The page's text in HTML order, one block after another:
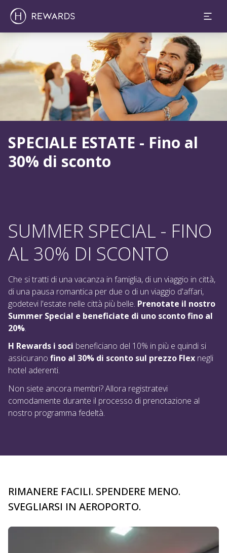
Diapositiva 1 di 1
SPECIALE ESTATE - Fino al
30% di sconto
SUMMER SPECIAL - FINO
AL 30% DI SCONTO
Che si tratti di una vacanza in famiglia, di un viaggio in città,
di una pausa romantica per due o di un viaggio d'affari,
godetevi l'estate nelle città più belle. Prenotate il nostro
Summer Special e beneficiate di uno sconto fino al
20%.
H Rewards i soci beneficiano del 10% in più e quindi si
assicurano fino al 30% di sconto sul prezzo Flex negli
hotel aderenti.
Non siete ancora membri? Allora registratevi
comodamente durante il processo di prenotazione al
nostro programma fedeltà.
RIMANERE FACILI. SPENDERE MENO.
SVEGLIARSI IN AEROPORTO.